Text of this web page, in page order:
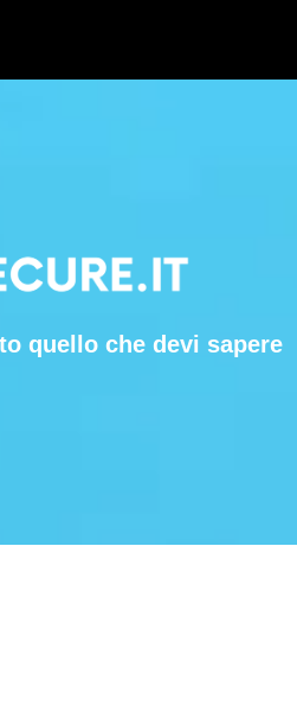
quello che devi sapere